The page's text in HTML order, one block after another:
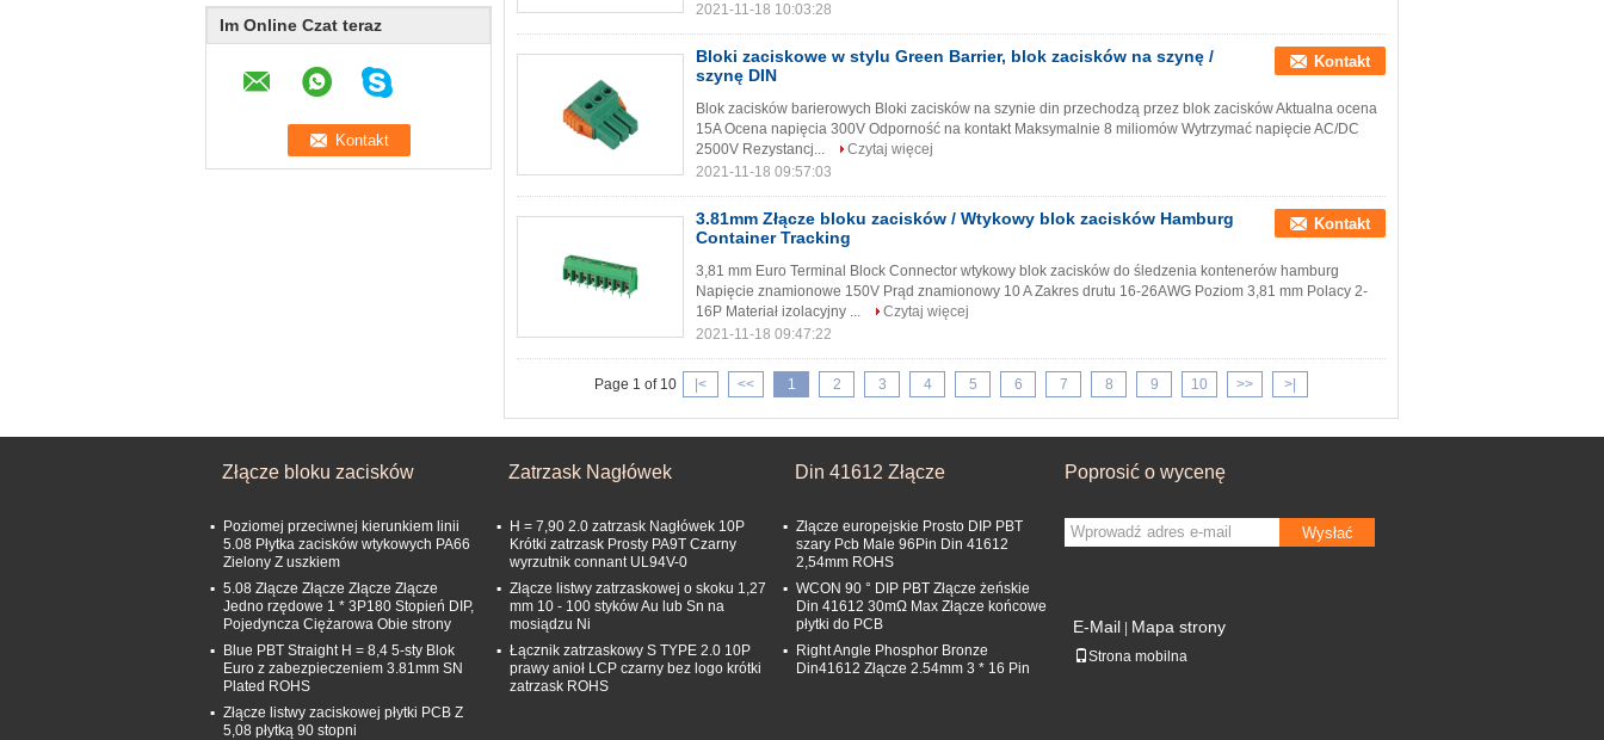
Im Online Czat teraz
2021-11-18 10:03:28
Bloki zaciskowe w stylu Green Barrier, blok zacisków na szynę /
szynę DIN
Kontakt
Blok zacisków barierowych Bloki zacisków na szynie din przechodzą przez blok zacisków Aktualna ocena
15A Ocena napięcia 300V Odporność na kontakt Maksymalnie 8 miliomów Wytrzymać napięcie AC/DC
2500V Rezystancj...
Czytaj więcej
2021-11-18 09:57:03
3.81mm Złącze bloku zacisków / Wtykowy blok zacisków Hamburg
Container Tracking
Kontakt
3,81 mm Euro Terminal Block Connector wtykowy blok zacisków do śledzenia kontenerów hamburg
Napięcie znamionowe 150V Prąd znamionowy 10 A Zakres drutu 16-26AWG Poziom 3,81 mm Polacy 2-
16P Materiał izolacyjny ...
Czytaj więcej
2021-11-18 09:47:22
Page 1 of 10 |< << 1 2 3 4 5 6 7 8 9 10 >> >|
Złącze bloku zacisków
Poziomej przeciwnej kierunkiem linii
5.08 Płytka zacisków wtykowych PA66
Zielony Z uszkiem
5.08 Złącze Złącze Złącze Złącze
Jedno rzędowe 1 * 3P180 Stopień DIP,
Pojedyncza Ciężarowa Obie strony
Blue PBT Straight H = 8,4 5-sty Blok
Euro z zabezpieczeniem 3.81mm SN
Plated ROHS
Złącze listwy zaciskowej płytki PCB Z
5,08 płytką 90 stopni
Zatrzask Nagłówek
H = 7,90 2.0 zatrzask Nagłówek 10P
Krótki zatrzask Prosty PA9T Czarny
wyrzutnik connant UL94V-0
Złącze listwy zatrzaskowej o skoku 1,27
mm 10 - 100 styków Au lub Sn na
mosiądzu Ni
Łącznik zatrzaskowy S TYPE 2.0 10P
prawy anioł LCP czarny bez logo krótki
zatrzask ROHS
Din 41612 Złącze
Złącze europejskie Prosto DIP PBT
szary Pcb Male 96Pin Din 41612
2,54mm ROHS
WCON 90 ° DIP PBT Złącze żeńskie
Din 41612 30mΩ Max Złącze końcowe
płytki do PCB
Right Angle Phosphor Bronze
Din41612 Złącze 2.54mm 3 * 16 Pin
Poprosić o wycenę
Wysłać
E-Mail Mapa strony
Strona mobilna